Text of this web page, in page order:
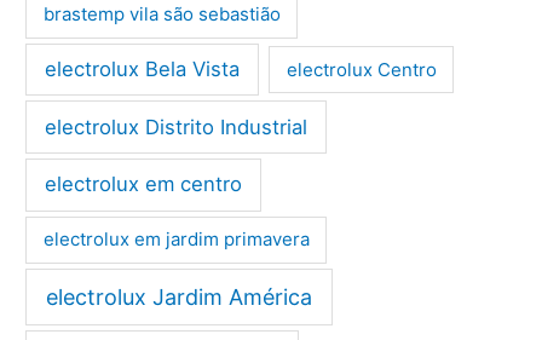
brastemp vila são sebastião
electrolux Bela Vista electrolux Centro
electrolux Distrito Industrial
electrolux em centro
electrolux em jardim primavera
electrolux Jardim América